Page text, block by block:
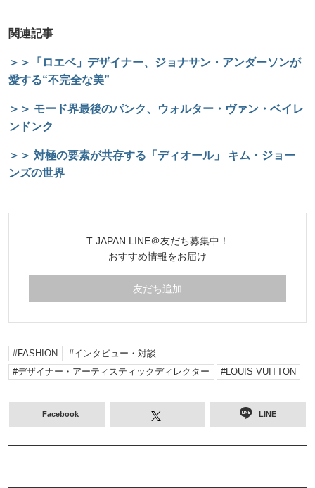
関連記事
＞＞「ロエベ」デザイナー、ジョナサン・アンダーソンが
愛する“不完全な美”
＞＞ モード界最後のパンク、ウォルター・ヴァン・ベイレ
ンドンク
＞＞ 対極の要素が共存する「ディオール」 キム・ジョー
ンズの世界
T JAPAN LINE＠友だち募集中！
おすすめ情報をお届け
友だち追加
FASHION
インタビュー・対談
デザイナー・アーティスティックディレクター
LOUIS VUITTON
Facebook LINE